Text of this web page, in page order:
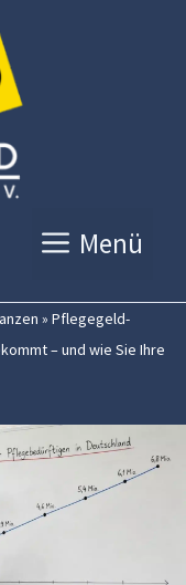
Menü
» Pflegegeld-
– und wie Sie Ihre